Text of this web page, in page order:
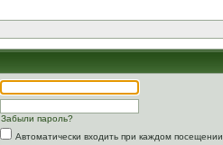
Забыли пароль?
Автоматически входить при каждом посещении